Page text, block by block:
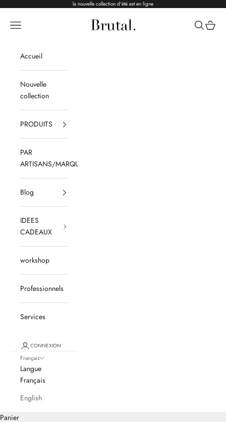
la nouvelle collection d'été est en ligne
Brutal Ceramics
Menu Recherche
Panier
Accueil
Nouvelle
collection
PRODUITS
PAR
ARTISANS/MARQUES
Blog
IDEES
CADEAUX
workshop
Professionnels
Services
CONNEXION
Français
Langue
Français
English
Panier